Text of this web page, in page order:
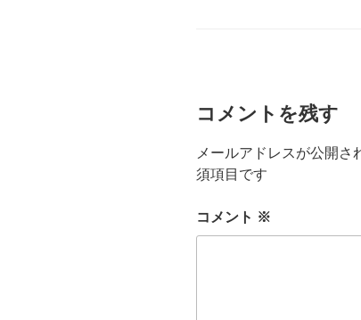
コメントを残す
メールアドレスが公開さ
須項目です
コメント ※